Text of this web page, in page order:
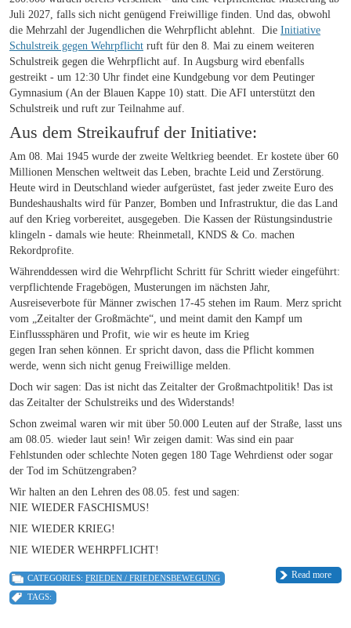
Juli 2027, falls sich nicht genügend Freiwillige finden. Und das, obwohl
die Mehrzahl der Jugendlichen die Wehrpflicht ablehnt. Die Initiative
Schulstreik gegen Wehrpflicht ruft für den 8. Mai zu einem weiteren
Schulstreik gegen die Wehrpflicht auf. In Augsburg wird ebenfalls
gestreikt - um 12:30 Uhr findet eine Kundgebung vor dem Peutinger
Gymnasium (An der Blauen Kappe 10) statt. Die AFI unterstützt den
Schulstreik und ruft zur Teilnahme auf.
Aus dem Streikaufruf der Initiative:
Am 08. Mai 1945 wurde der zweite Weltkrieg beendet. Er kostete über 60
Millionen Menschen weltweit das Leben, brachte Leid und Zerstörung.
Heute wird in Deutschland wieder aufgerüstet, fast jeder zweite Euro des
Bundeshaushalts wird für Panzer, Bomben und Infrastruktur, die das Land
auf den Krieg vorbereitet, ausgegeben. Die Kassen der Rüstungsindustrie
klingeln - damals wie heute: Rheinmetall, KNDS & Co. machen
Rekordprofite.
Währenddessen wird die Wehrpflicht Schritt für Schritt wieder eingeführt:
verpflichtende Fragebögen, Musterungen im nächsten Jahr,
Ausreiseverbote für Männer zwischen 17-45 stehen im Raum. Merz spricht
vom „Zeitalter der Großmächte“, und meint damit den Kampf um
Einflusssphären und Profit, wie wir es heute im Krieg
gegen Iran sehen können. Er spricht davon, dass die Pflicht kommen
werde, wenn sich nicht genug Freiwillige melden.
Doch wir sagen: Das ist nicht das Zeitalter der Großmachtpolitik! Das ist
das Zeitalter der Schulstreiks und des Widerstands!
Schon zweimal waren wir mit über 50.000 Leuten auf der Straße, lasst uns
am 08.05. wieder laut sein! Wir zeigen damit: Was sind ein paar
Fehlstunden oder schlechte Noten gegen 180 Tage Wehrdienst oder sogar
der Tod im Schützengraben?
Wir halten an den Lehren des 08.05. fest und sagen:
NIE WIEDER FASCHISMUS!
NIE WIEDER KRIEG!
NIE WIEDER WEHRPFLICHT!
Read more
CATEGORIES: FRIEDEN / FRIEDENSBEWEGUNG
TAGS: